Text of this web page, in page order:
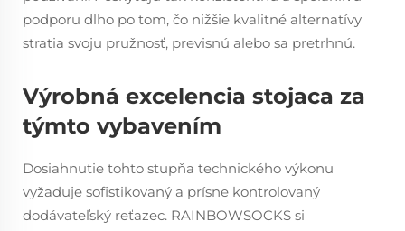
podporu dlho po tom, čo nižšie kvalitné alternatívy
stratia svoju pružnosť, previsnú alebo sa pretrhnú.
Výrobná excelencia stojaca za
týmto vybavením
Dosiahnutie tohto stupňa technického výkonu
vyžaduje sofistikovaný a prísne kontrolovaný
dodávateľský reťazec. RAINBOWSOCKS si